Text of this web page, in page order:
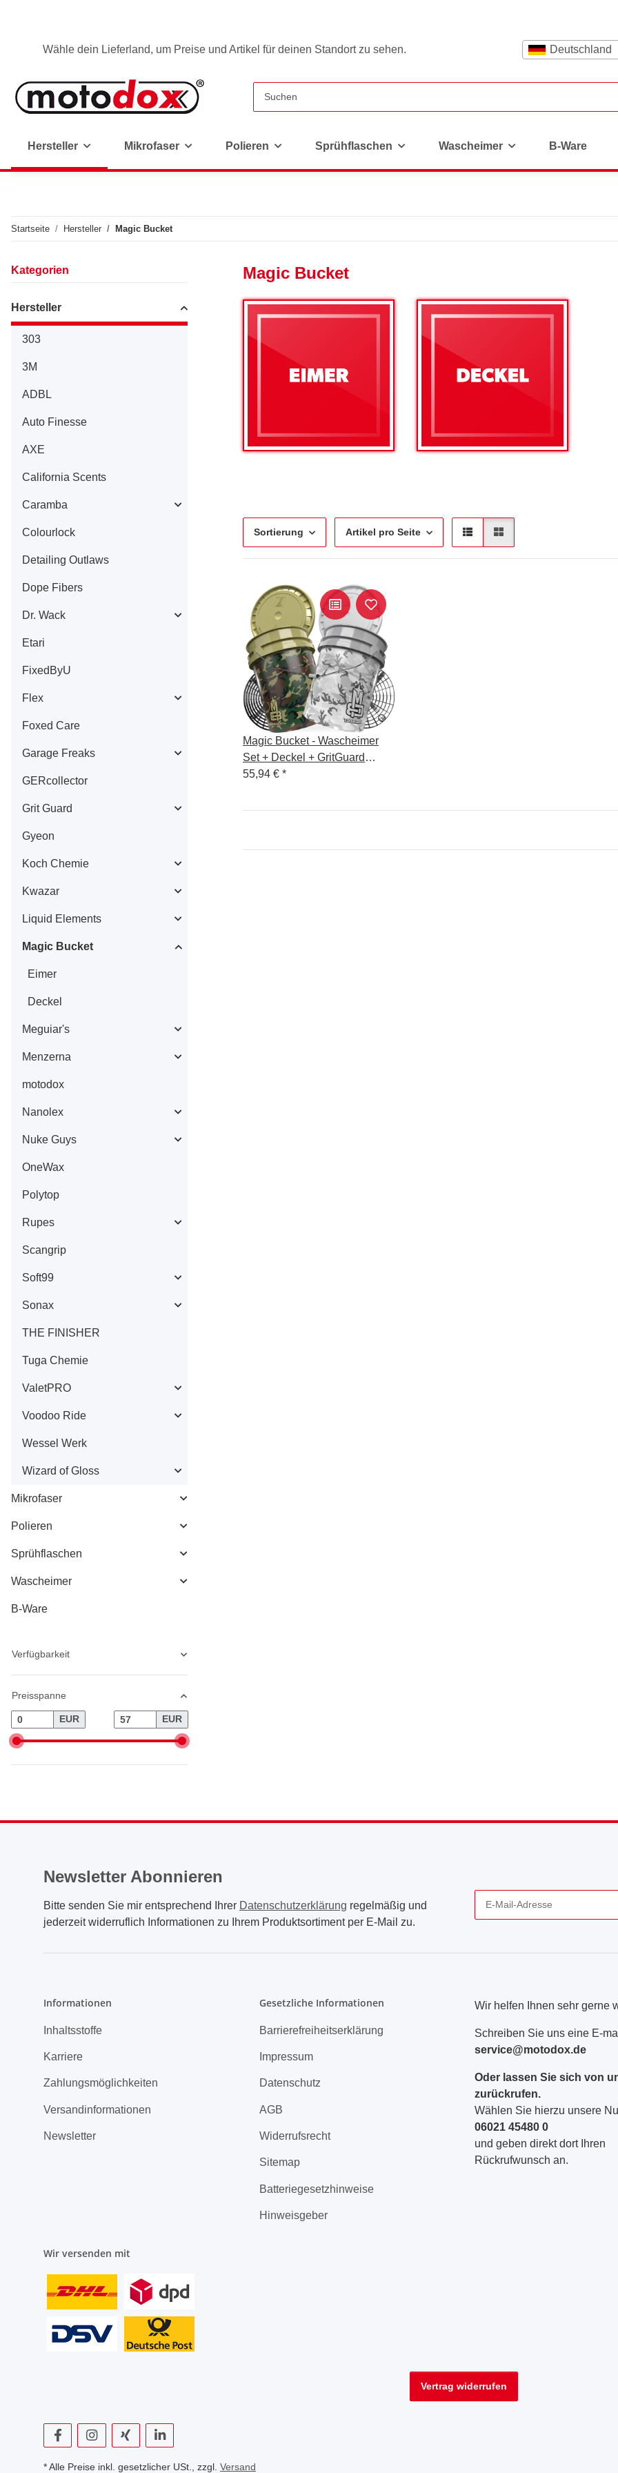
Wähle dein Lieferland, um Preise und Artikel für deinen Standort zu sehen. Deutschland
Hersteller Mikrofaser Polieren Sprühflaschen Wascheimer B-Ware
Startseite Hersteller Magic Bucket
Magic Bucket
Sortierung Artikel pro Seite
Magic Bucket - Wascheimer
Set + Deckel + GritGuard
Einsatz
55,94 € *
Kategorien
Hersteller
303
3M
ADBL
Auto Finesse
AXE
California Scents
Caramba
Colourlock
Detailing Outlaws
Dope Fibers
Dr. Wack
Etari
FixedByU
Flex
Foxed Care
Garage Freaks
GERcollector
Grit Guard
Gyeon
Koch Chemie
Kwazar
Liquid Elements
Magic Bucket
Eimer
Deckel
Meguiar's
Menzerna
motodox
Nanolex
Nuke Guys
OneWax
Polytop
Rupes
Scangrip
Soft99
Sonax
THE FINISHER
Tuga Chemie
ValetPRO
Voodoo Ride
Wessel Werk
Wizard of Gloss
Mikrofaser
Polieren
Sprühflaschen
Wascheimer
B-Ware
Verfügbarkeit
Preisspanne
EUR EUR
Newsletter Abonnieren
Bitte senden Sie mir entsprechend Ihrer Datenschutzerklärung regelmäßig und
jederzeit widerruflich Informationen zu Ihrem Produktsortiment per E-Mail zu.
Informationen
Inhaltsstoffe
Karriere
Zahlungsmöglichkeiten
Versandinformationen
Newsletter
Gesetzliche Informationen
Barrierefreiheitserklärung
Impressum
Datenschutz
AGB
Widerrufsrecht
Sitemap
Batteriegesetzhinweise
Hinweisgeber
Wir helfen Ihnen sehr gerne
Schreiben Sie uns eine E-
service@motodox.de
Oder lassen Sie sich von
zurückrufen.
Wählen Sie hierzu unsere
06021 45480 0
und geben direkt dort Ihren
Rückrufwunsch an.
Wir versenden mit
Vertrag widerrufen
* Alle Preise inkl. gesetzlicher USt., zzgl. Versand